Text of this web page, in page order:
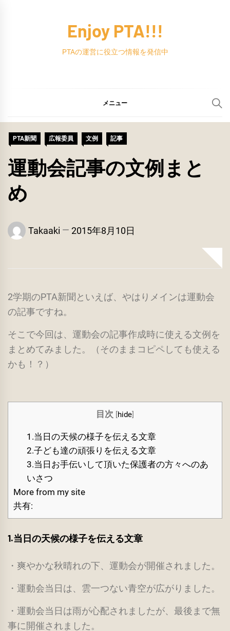
Enjoy PTA!!!
PTAの運営に役立つ情報を発信中
メニュー
PTA新聞 広報委員 文例 記事
運動会記事の文例まと
め
Takaaki 2015年8月10日
2学期のPTA新聞といえば、やはりメインは運動会
の記事ですね。
そこで今回は、運動会の記事作成時に使える文例を
まとめてみました。（そのままコピペしても使える
かも！？）
目次 [hide]
1.当日の天候の様子を伝える文章
2.子ども達の頑張りを伝える文章
3.当日お手伝いして頂いた保護者の方々へのあ
いさつ
More from my site
共有:
1.当日の天候の様子を伝える文章
・爽やかな秋晴れの下、運動会が開催されました。
・運動会当日は、雲一つない青空が広がりました。
・運動会当日は雨が心配されましたが、最後まで無
事に開催されました。